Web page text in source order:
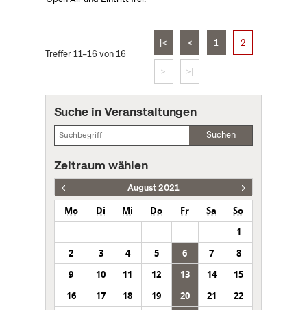
Treffer 11–16 von 16
|< < 1 2
> >|
Suche in Veranstaltungen
Suchen
Zeitraum wählen
August 2021
Mo Di Mi Do Fr Sa
So
1
2
3 4 5 6 7
8
9
10 11 12 13 14
15
16
17 18 19 20 21
22